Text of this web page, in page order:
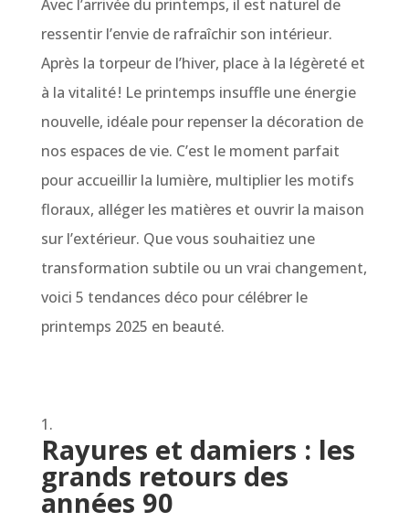
Avec l’arrivée du printemps, il est naturel de
ressentir l’envie de rafraîchir son intérieur.
Après la torpeur de l’hiver, place à la légèreté et
à la vitalité ! Le printemps insuffle une énergie
nouvelle, idéale pour repenser la décoration de
nos espaces de vie. C’est le moment parfait
pour accueillir la lumière, multiplier les motifs
floraux, alléger les matières et ouvrir la maison
sur l’extérieur. Que vous souhaitiez une
transformation subtile ou un vrai changement,
voici 5 tendances déco pour célébrer le
printemps 2025 en beauté.
Rayures et damiers : les
grands retours des
années 90